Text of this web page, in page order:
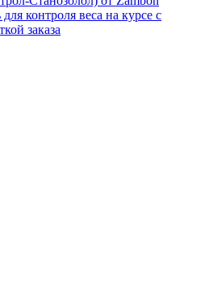
контроля веса на курсе с
заказа